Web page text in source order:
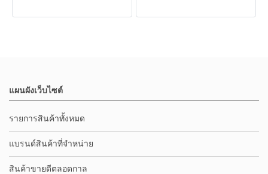
แผนผังเว็บไซต์
รายการสินค้าทั้งหมด
แบรนด์สินค้าที่จำหน่าย
สินค้าขายดีตลอดกาล